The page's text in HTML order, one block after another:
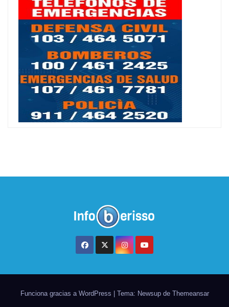
Funciona gracias a WordPress | Tema: Newsup de Themeansar